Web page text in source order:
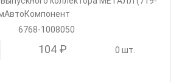
6768-1008050
104 ₽ 0 шт.